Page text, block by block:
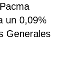
un 0,09%
Generales